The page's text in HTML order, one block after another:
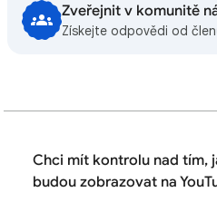
Zveřejnit v komunitě
Získejte odpovědi od
Chci mít kontrolu nad tím,
budou zobrazovat na